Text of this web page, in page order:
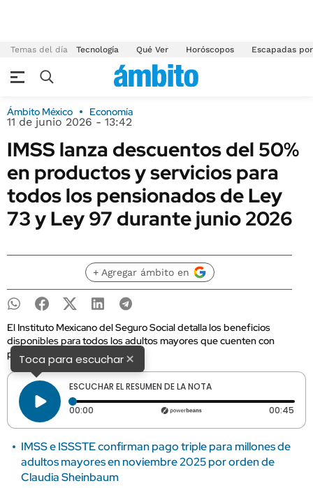
Temas del día Tecnología Qué Ver Horóscopos Escapadas
Ámbito México Economía
11 de junio 2026 - 13:42
IMSS lanza descuentos del 50%
en productos y servicios para
todos los pensionados de Ley
73 y Ley 97 durante junio 2026
+ Agregar ámbito en
El Instituto Mexicano del Seguro Social detalla los beneficios
disponibles para todos los adultos mayores que cuenten con
pensión en este organismo.
Toca para escuchar×
ESCUCHAR EL RESUMEN DE LA NOTA
00:00 Tiempo transcurrido: 0 segundos 00:45
IMSS e ISSSTE confirman pago triple para millones de
adultos mayores en noviembre 2025 por orden de
Claudia Sheinbaum